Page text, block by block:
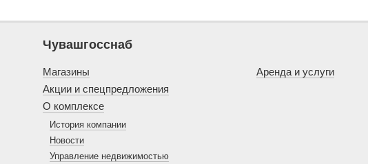
Чувашгосснаб
Магазины
Акции и спецпредложения
О комплексе
История компании
Новости
Управление недвижимостью
Аренда и услуги